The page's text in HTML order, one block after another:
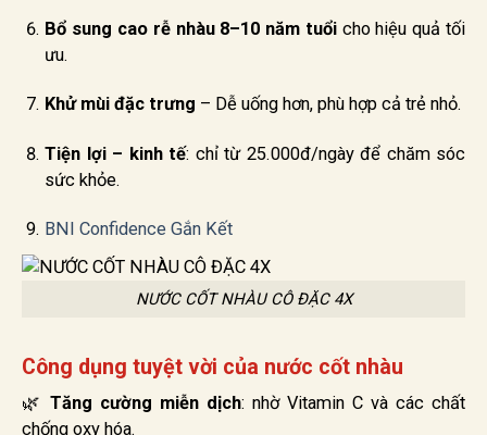
Bổ sung cao rễ nhàu 8–10 năm tuổicho hiệu quả tối
ưu.
Khử mùi đặc trưng – Dễ uống hơn, phù hợp cả trẻ nhỏ.
Tiện lợi – kinh tế: chỉ từ 25.000đ/ngày để chăm sóc
sức khỏe.
BNI Confidence Gắn Kết
NƯỚC CỐT NHÀU CÔ ĐẶC 4X
Công dụng tuyệt vời của nước cốt nhàu
🌿 Tăng cường miễn dịch: nhờ Vitamin C và các chất
chống oxy hóa.